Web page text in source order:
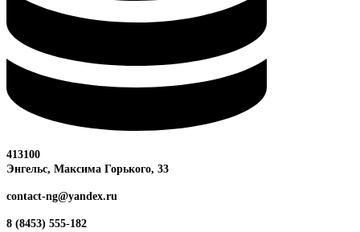
413100
Энгельс, Максима Горького, 33
contact-ng@yandex.ru
8 (8453) 555-182